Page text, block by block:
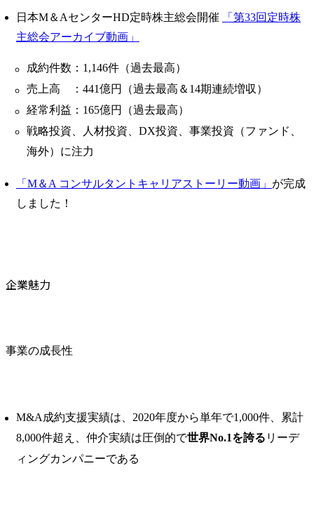
日本M＆AセンターHD定時株主総会開催
「第33回定時株
主総会アーカイブ動画」
成約件数：1,146件（過去最高）
売上高 ：441億円（過去最高＆14期連続増収）
経常利益：165億円（過去最高）
戦略投資、人材投資、DX投資、事業投資（ファンド、
海外）に注力
「M＆A コンサルタントキャリアストーリー動画」 が完成
しました！
企業魅力
事業の成長性
M&A成約支援実績は、2020年度から単年で1,000件、累計
8,000件超え、仲介実績は圧倒的で世界No.1を誇る リーデ
ィングカンパニーである